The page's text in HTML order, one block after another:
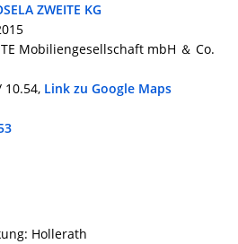
ZWEITE KG
Mobiliengesellschaft mbH ＆ Co.
10.54, Link zu Google Maps
Hollerath